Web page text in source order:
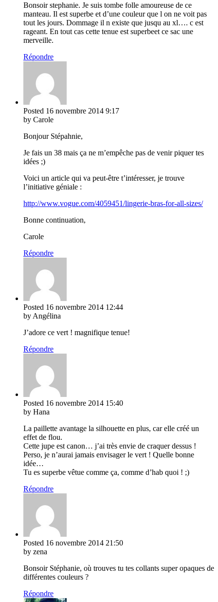
Bonsoir stephanie. Je suis tombe folle amoureuse de ce
manteau. Il est superbe et d’une couleur que l on ne voit pas
tout les jours. Dommage il n existe que jusqu au xl…. c est
rageant. En tout cas cette tenue est superbeet ce sac une
merveille.
Répondre
Posted 16 novembre 2014 9:17
by Carole
Bonjour Stépahnie,
Je fais un 38 mais ça ne m’empêche pas de venir piquer tes
idées ;)
Voici un article qui va peut-être t’intéresser, je trouve
l’initiative géniale :
http://www.vogue.com/4059451/lingerie-bras-for-all-sizes/
Bonne continuation,
Carole
Répondre
Posted 16 novembre 2014 12:44
by Angélina
J’adore ce vert ! magnifique tenue!
Répondre
Posted 16 novembre 2014 15:40
by Hana
La paillette avantage la silhouette en plus, car elle créé un
effet de flou.
Cette jupe est canon… j’ai très envie de craquer dessus !
Perso, je n’aurai jamais envisager le vert ! Quelle bonne
idée…
Tu es superbe vêtue comme ça, comme d’hab quoi ! ;)
Répondre
Posted 16 novembre 2014 21:50
by zena
Bonsoir Stéphanie, où trouves tu tes collants super opaques de
différentes couleurs ?
Répondre